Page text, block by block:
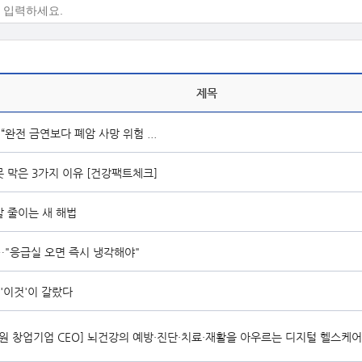
제목
완전 금연보다 폐암 사망 위험 ...
은 3가지 이유 [건강팩트체크]
줄이는 새 해법
응급실 오면 즉시 냉각해야"
것'이 갈랐다
창업기업 CEO] 뇌건강의 예방·진단·치료·재활을 아우르는 디지털 헬스케